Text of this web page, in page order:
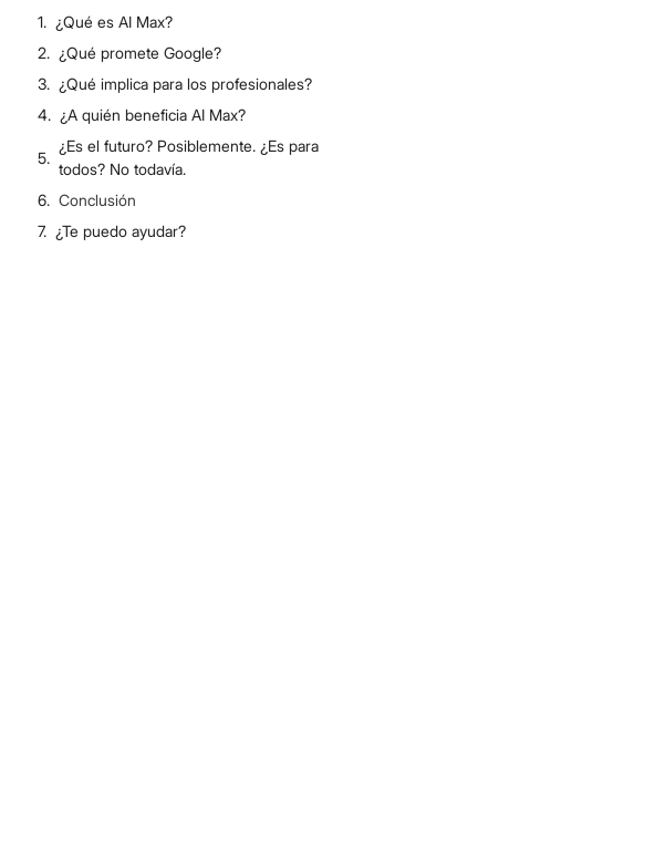
¿Qué es AI Max?
¿Qué promete Google?
¿Qué implica para los profesionales?
¿A quién beneficia AI Max?
¿Es el futuro? Posiblemente. ¿Es para
todos? No todavía.
Conclusión
¿Te puedo ayudar?